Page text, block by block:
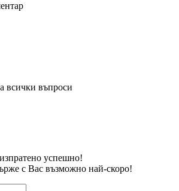
всички въпроси
успешно!
с Вас възможно най-скоро!